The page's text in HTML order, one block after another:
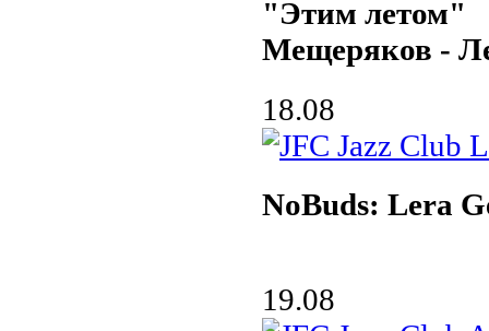
"Этим летом"
Мещеряков -
18.08
NoBuds: Lera
19.08